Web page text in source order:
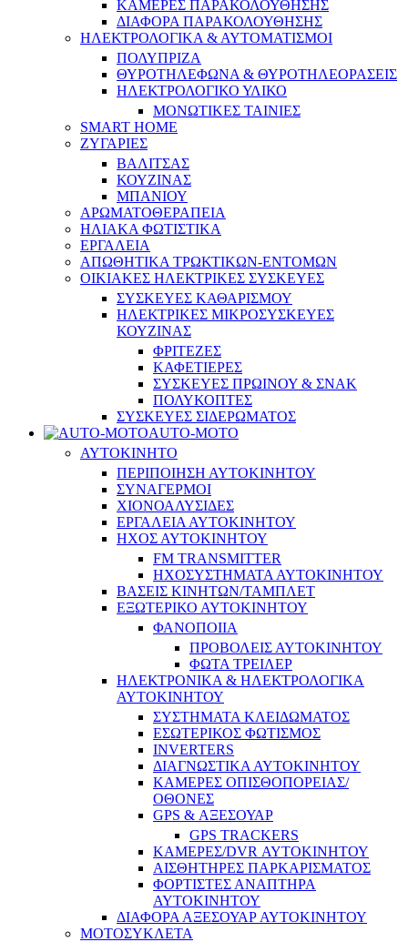
ΚΑΜΕΡΕΣ ΠΑΡΑΚΟΛΟΥΘΗΣΗΣ
ΔΙΑΦΟΡΑ ΠΑΡΑΚΟΛΟΥΘΗΣΗΣ
ΗΛΕΚΤΡΟΛΟΓΙΚΑ & ΑΥΤΟΜΑΤΙΣΜΟΙ
ΠΟΛΥΠΡΙΖΑ
ΘΥΡΟΤΗΛΕΦΩΝΑ & ΘΥΡΟΤΗΛΕΟΡΑΣΕΙΣ
ΗΛΕΚΤΡΟΛΟΓΙΚΟ ΥΛΙΚΟ
ΜΟΝΩΤΙΚΕΣ ΤΑΙΝΙΕΣ
SMART HOME
ΖΥΓΑΡΙΕΣ
ΒΑΛΙΤΣΑΣ
ΚΟΥΖΙΝΑΣ
ΜΠΑΝΙΟΥ
ΑΡΩΜΑΤΟΘΕΡΑΠΕΙΑ
ΗΛΙΑΚΑ ΦΩΤΙΣΤΙΚΑ
ΕΡΓΑΛΕΙΑ
ΑΠΩΘΗΤΙΚΑ ΤΡΩΚΤΙΚΩΝ-ΕΝΤΟΜΩΝ
ΟΙΚΙΑΚΕΣ ΗΛΕΚΤΡΙΚΕΣ ΣΥΣΚΕΥΕΣ
ΣΥΣΚΕΥΕΣ ΚΑΘΑΡΙΣΜΟΥ
ΗΛΕΚΤΡΙΚΕΣ ΜΙΚΡΟΣΥΣΚΕΥΕΣ
ΚΟΥΖΙΝΑΣ
ΦΡΙΤΕΖΕΣ
ΚΑΦΕΤΙΕΡΕΣ
ΣΥΣΚΕΥΕΣ ΠΡΩΙΝΟΥ & ΣΝΑΚ
ΠΟΛΥΚΟΠΤΕΣ
ΣΥΣΚΕΥΕΣ ΣΙΔΕΡΩΜΑΤΟΣ
AUTO-MOTO
ΑΥΤΟΚΙΝΗΤΟ
ΠΕΡΙΠΟΙΗΣΗ ΑΥΤΟΚΙΝΗΤΟΥ
ΣΥΝΑΓΕΡΜΟΙ
ΧΙΟΝΟΑΛΥΣΙΔΕΣ
ΕΡΓΑΛΕΙΑ ΑΥΤΟΚΙΝΗΤΟΥ
ΗΧΟΣ ΑΥΤΟΚΙΝΗΤΟΥ
FM TRANSMITTER
ΗΧΟΣΥΣΤΗΜΑΤΑ ΑΥΤΟΚΙΝΗΤΟΥ
ΒΑΣΕΙΣ ΚΙΝΗΤΩΝ/ΤΑΜΠΛΕΤ
ΕΞΩΤΕΡΙΚΟ ΑΥΤΟΚΙΝΗΤΟΥ
ΦΑΝΟΠΟΙΙΑ
ΠΡΟΒΟΛΕΙΣ ΑΥΤΟΚΙΝΗΤΟΥ
ΦΩΤΑ ΤΡΕΙΛΕΡ
ΗΛΕΚΤΡΟΝΙΚΑ & ΗΛΕΚΤΡΟΛΟΓΙΚΑ
ΑΥΤΟΚΙΝΗΤΟΥ
ΣΥΣΤΗΜΑΤΑ ΚΛΕΙΔΩΜΑΤΟΣ
ΕΣΩΤΕΡΙΚΟΣ ΦΩΤΙΣΜΟΣ
INVERTERS
ΔΙΑΓΝΩΣΤΙΚΑ ΑΥΤΟΚΙΝΗΤΟΥ
ΚΑΜΕΡΕΣ ΟΠΙΣΘΟΠΟΡΕΙΑΣ/
ΟΘΟΝΕΣ
GPS & ΑΞΕΣΟΥΑΡ
GPS TRACKERS
ΚΑΜΕΡΕΣ/DVR ΑΥΤΟΚΙΝΗΤΟΥ
ΑΙΣΘΗΤΗΡΕΣ ΠΑΡΚΑΡΙΣΜΑΤΟΣ
ΦΟΡΤΙΣΤΕΣ ΑΝΑΠΤΗΡΑ
ΑΥΤΟΚΙΝΗΤΟΥ
ΔΙΑΦΟΡΑ ΑΞΕΣΟΥΑΡ ΑΥΤΟΚΙΝΗΤΟΥ
ΜΟΤΟΣΥΚΛΕΤΑ